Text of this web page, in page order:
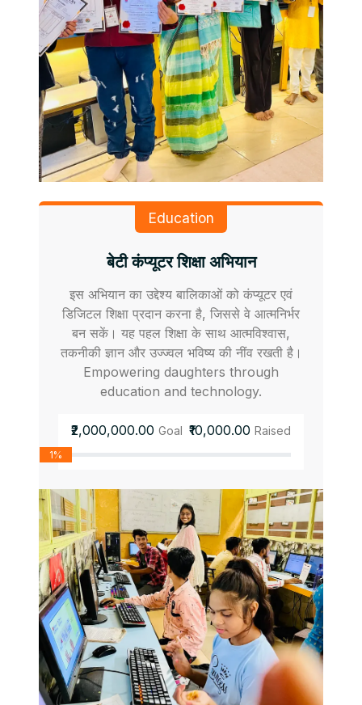
Education
बेटी कंप्यूटर शिक्षा अभियान
इस अभियान का उद्देश्य बालिकाओं को कंप्यूटर एवं
डिजिटल शिक्षा प्रदान करना है, जिससे वे आत्मनिर्भर
बन सकें। यह पहल शिक्षा के साथ आत्मविश्वास,
तकनीकी ज्ञान और उज्ज्वल भविष्य की नींव रखती है।
Empowering daughters through
education and technology.
₹2,000,000.00 Goal ₹10,000.00 Raised
1%